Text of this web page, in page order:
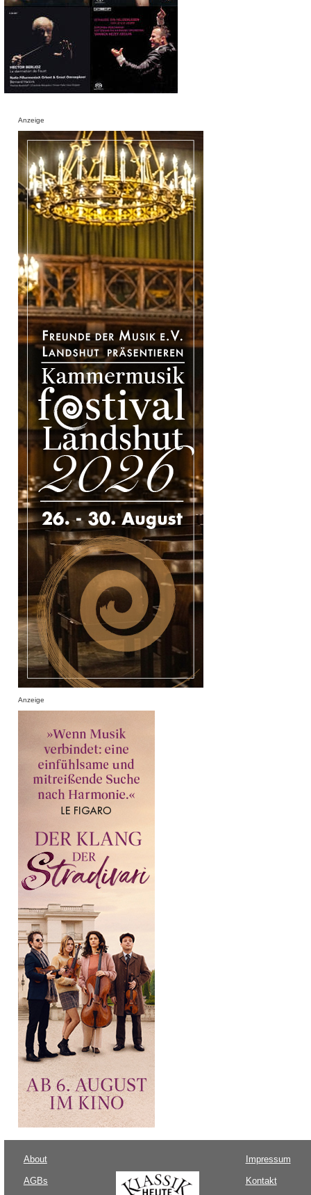
Anzeige
Anzeige
About
AGBs
Impressum
Kontakt